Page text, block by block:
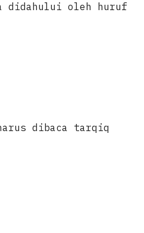
didahului oleh huruf
dibaca tarqiq